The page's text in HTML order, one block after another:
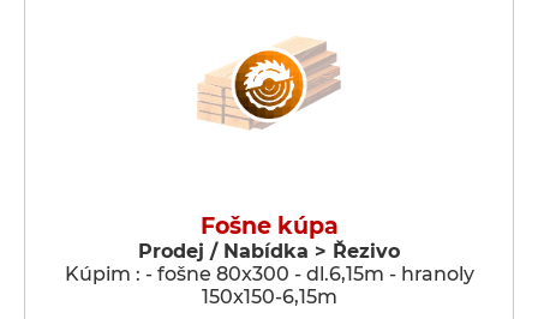
Fošne kúpa
Prodej / Nabídka > Řezivo
Kúpim : - fošne 80x300 - dl.6,15m - hranoly
150x150-6,15m